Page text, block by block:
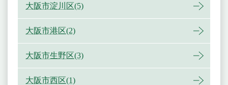
大阪市淀川区(5)
大阪市港区(2)
大阪市生野区(3)
大阪市西区(1)